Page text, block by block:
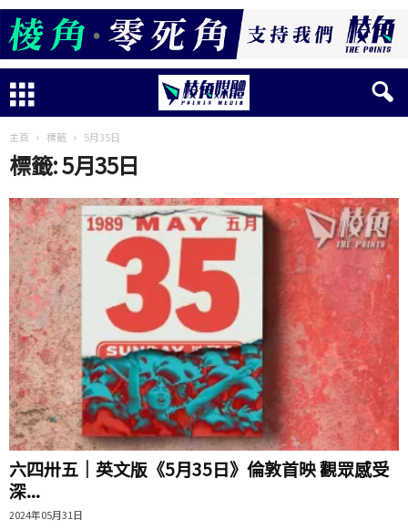
主頁 標籤 5月35日
標籤: 5月35日
六四卅五｜英文版《5月35日》倫敦首映 觀眾感受
深...
2024年05月31日